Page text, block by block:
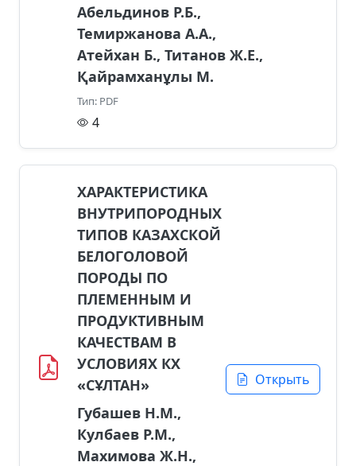
Абельдинов Р.Б.,
Темиржанова А.А.,
Атейхан Б., Титанов Ж.Е.,
Қайрамханұлы М.
Тип: PDF
4
ХАРАКТЕРИСТИКА
ВНУТРИПОРОДНЫХ
ТИПОВ КАЗАХСКОЙ
БЕЛОГОЛОВОЙ
ПОРОДЫ ПО
ПЛЕМЕННЫМ И
ПРОДУКТИВНЫМ
КАЧЕСТВАМ В
УСЛОВИЯХ КХ
«СҰЛТАН»
Губашев Н.М.,
Кулбаев Р.М.,
Махимова Ж.Н.,
Открыть